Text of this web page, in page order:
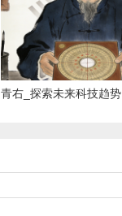
青右_探索未来科技趋势